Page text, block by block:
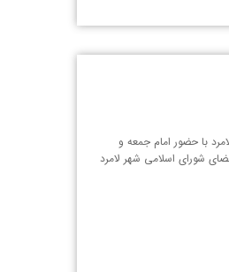
با حضور امام جمعه و‌
شورای اسلامی شهر لامرد